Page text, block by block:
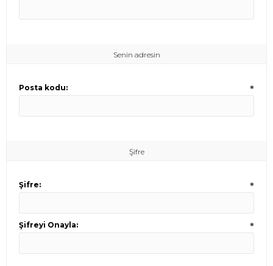
Senin adresin
Posta kodu: *
Şifre
Şifre: *
Şifreyi Onayla: *